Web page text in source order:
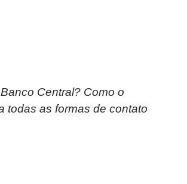
Central? Como o
todas as formas de contato